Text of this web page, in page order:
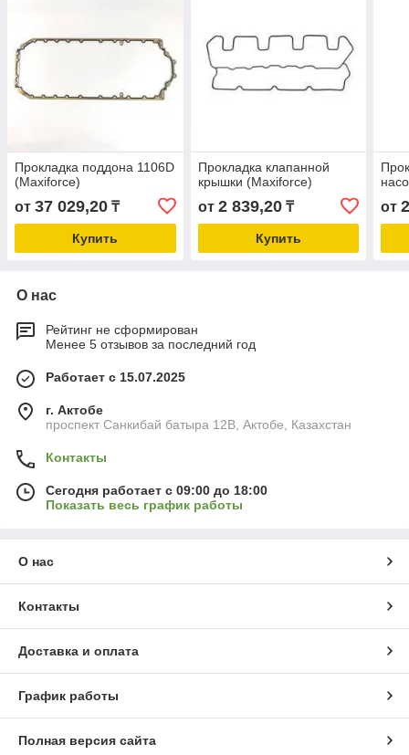
Прокладка поддона 1106D
(Maxiforce)
от 37 029,20 ₸
Купить
Прокладка клапанной
крышки (Maxiforce)
от 2 839,20₸
Купить
от
О нас
Рейтинг не сформирован
Менее 5 отзывов за последний год
Работает с 15.07.2025
г. Актобе
проспект Санкибай батыра 12В, Актобе, Казахстан
Контакты
Сегодня работает с 09:00 до 18:00
Показать весь график работы
О нас
Контакты
Доставка и оплата
График работы
Полная версия сайта